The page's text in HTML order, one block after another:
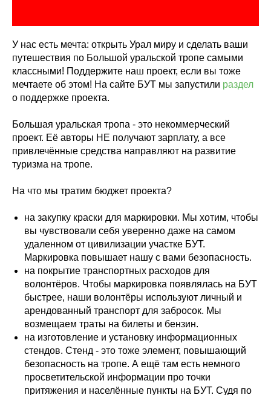
У нас есть мечта: открыть Урал миру и сделать ваши
путешествия по Большой уральской тропе самыми
классными! Поддержите наш проект, если вы тоже
мечтаете об этом! На сайте БУТ мы запустили раздел
о поддержке проекта.
Большая уральская тропа - это некоммерческий
проект. Её авторы НЕ получают зарплату, а все
привлечённые средства направляют на развитие
туризма на тропе.
На что мы тратим бюджет проекта?
на закупку краски для маркировки. Мы хотим, чтобы
вы чувствовали себя уверенно даже на самом
удаленном от цивилизации участке БУТ.
Маркировка повышает нашу с вами безопасность.
на покрытие транспортных расходов для
волонтёров. Чтобы маркировка появлялась на БУТ
быстрее, наши волонтёры используют личный и
арендованный транспорт для забросок. Мы
возмещаем траты на билеты и бензин.
на изготовление и установку информационных
стендов. Стенд - это тоже элемент, повышающий
безопасность на тропе. А ещё там есть немного
просветительской информации про точки
притяжения и населённые пункты на БУТ. Судя по